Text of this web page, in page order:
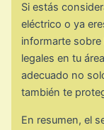
Si estás
eléctrico o ya
informarte sobre
legales en tu
adecuado no
también te
En resumen, el